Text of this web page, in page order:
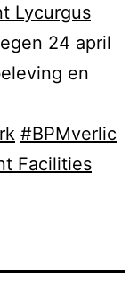
Lycurgus
24 april
en
#BPMverlic
Facilities